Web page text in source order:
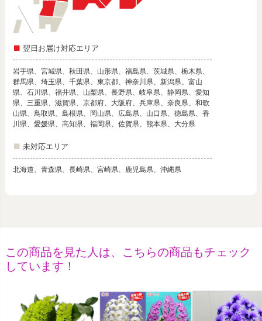
翌日お届け対応エリア
岩手県、宮城県、秋田県、山形県、福島県、茨城県、栃木県、
群馬県、埼玉県、千葉県、東京都、神奈川県、新潟県、富山
県、石川県、福井県、山梨県、長野県、岐阜県、静岡県、愛知
県、三重県、滋賀県、京都府、大阪府、兵庫県、奈良県、和歌
山県、鳥取県、島根県、岡山県、広島県、山口県、徳島県、香
川県、愛媛県、高知県、福岡県、佐賀県、熊本県、大分県
未対応エリア
北海道、青森県、長崎県、宮崎県、鹿児島県、沖縄県
この商品を見た人は、こちらの商品もチェック
しています！